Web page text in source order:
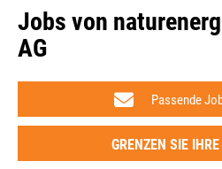
Jobs von
AG
Passende
GRENZEN SIE